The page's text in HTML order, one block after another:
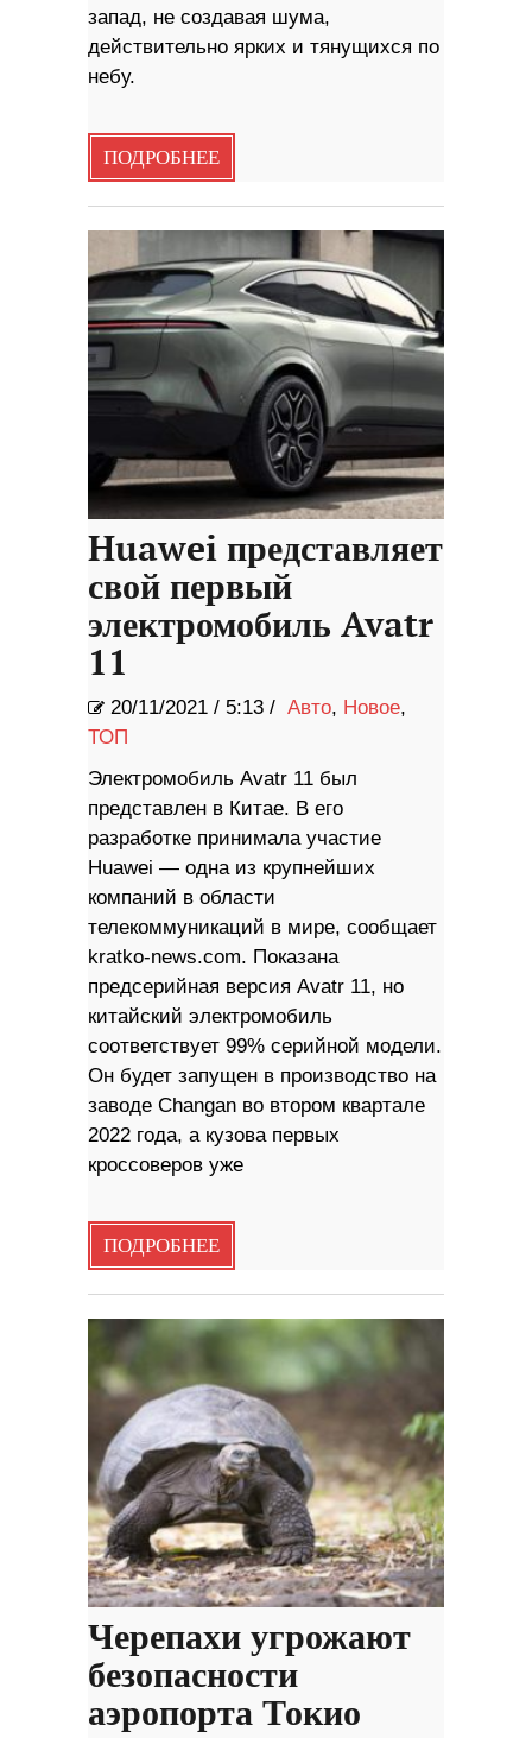
запад, не создавая шума,
действительно ярких и тянущихся по
небу.
ПОДРОБНЕЕ
Huawei представляет
свой первый
электромобиль Avatr
11
20/11/2021 / 5:13 / Авто, Новое,
ТОП
Электромобиль Avatr 11 был
представлен в Китае. В его
разработке принимала участие
Huawei — одна из крупнейших
компаний в области
телекоммуникаций в мире, сообщает
kratko-news.com. Показана
предсерийная версия Avatr 11, но
китайский электромобиль
соответствует 99% серийной модели.
Он будет запущен в производство на
заводе Changan во втором квартале
2022 года, а кузова первых
кроссоверов уже
ПОДРОБНЕЕ
Черепахи угрожают
безопасности
аэропорта Токио